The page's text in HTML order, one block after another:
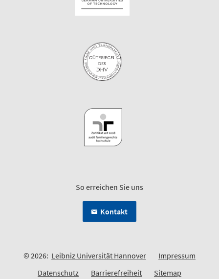
So erreichen Sie uns
Kontakt
© 2026: Leibniz Universität Hannover
Impressum
Datenschutz
Barrierefreiheit Sitemap